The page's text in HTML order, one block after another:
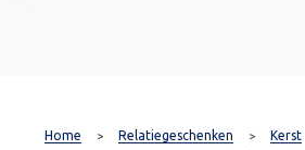
Home > Relatiegeschenken > Kerst